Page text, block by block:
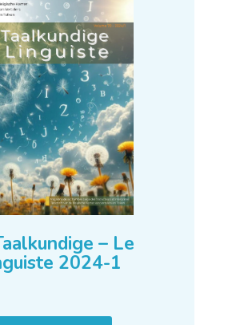
– Le
2024-1